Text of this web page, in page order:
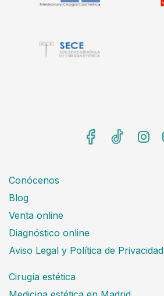
Conócenos
Blog
Venta online
Diagnóstico online
Aviso Legal y Política de Privacidad
Cirugía estética